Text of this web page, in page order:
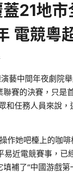
21地
電競粵
藝中間年夜劇院
聯賽的決賽，只是
和任務人員來說
作她吧檯上的咖
易近電競賽事，已
補了“中國游戲